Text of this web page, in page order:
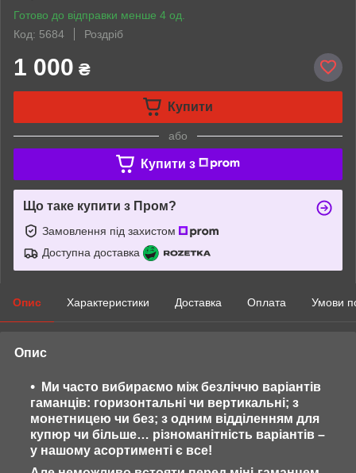
Готово до відправки менше 4 од.
Код: 5684
Роздріб
1 000 ₴
Купити
або
Купити з
Що таке купити з Пром?
Замовлення під захистом
Доступна доставка
Опис Характеристики Доставка Оплата Умови
Опис
Ми часто вибираємо між безліччю варіантів
гаманців: горизонтальні чи вертикальні; з
монетницею чи без; з одним відділенням для
купюр чи більше… різноманітність варіантів –
у нашому асортименті є все!